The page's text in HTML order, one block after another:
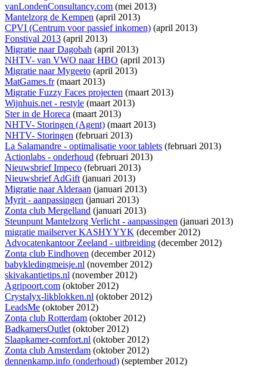
vanLondenConsultancy.com (mei 2013)
Mantelzorg de Kempen (april 2013)
CPVI (Centrum voor passief inkomen) (april 2013)
Fonstival 2013 (april 2013)
Migratie naar Dagobah (april 2013)
NHTV- van VWO naar HBO (april 2013)
Migratie naar Mygeeto (april 2013)
MatGames.fr(maart 2013)
Migratie Fuzzy Faces projecten (maart 2013)
Wijnhuis.net - restyle (maart 2013)
Ster in de Horeca (maart 2013)
NHTV- Storingen (Agent) (maart 2013)
NHTV- Storingen (februari 2013)
La Salamandre - optimalisatie voor tablets (februari 2013)
Actionlabs - onderhoud (februari 2013)
Nieuwsbrief Impeco (februari 2013)
Nieuwsbrief AdGift(januari 2013)
Migratie naar Alderaan (januari 2013)
Myrit - aanpassingen (januari 2013)
Zonta club Mergelland (januari 2013)
Steunpunt Mantelzorg Verlicht - aanpassingen (januari 2013)
migratie mailserver KASHYYYK (december 2012)
Advocatenkantoor Zeeland - uitbreiding (december 2012)
Zonta club Eindhoven (december 2012)
babykledingmeisje.nl (november 2012)
skivakantietips.nl (november 2012)
Agripoort.com (oktober 2012)
Crystalyx-likblokken.nl (oktober 2012)
LeadsMe (oktober 2012)
Zonta club Rotterdam (oktober 2012)
BadkamersOutlet(oktober 2012)
Slaapkamer-comfort.nl (oktober 2012)
Zonta club Amsterdam (oktober 2012)
dennenkamp.info (onderhoud) (september 2012)